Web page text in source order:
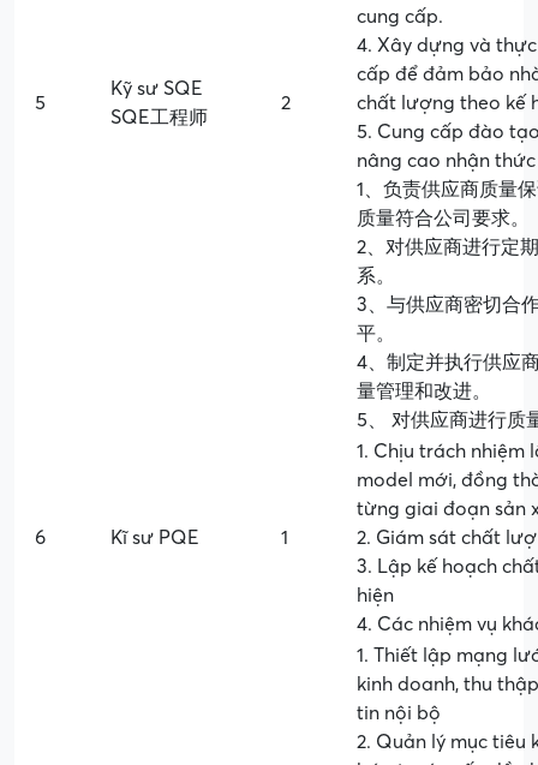
5
Kỹ sư SQE
SQE工程师
2
cung cấp.
4. Xây dựng và
cấp để đảm bảo
chất lượng theo kế
5. Cung cấp đào
nâng cao nhận
1、负责供应商质量
质量符合公司要求。
2、对供应商进行定
系。
3、与供应商密切合
平。
4、制定并执行供应
量管理和改进。
5、 对供应商进行质
6 Kĩ sư PQE 1
1. Chịu trách nhiệm
model mới, đồng
từng giai đoạn sản
2. Giám sát chất
3. Lập kế hoạch
hiện
4. Các nhiệm vụ
1. Thiết lập mạng
kinh doanh, thu
tin nội bộ
2. Quản lý mục tiêu